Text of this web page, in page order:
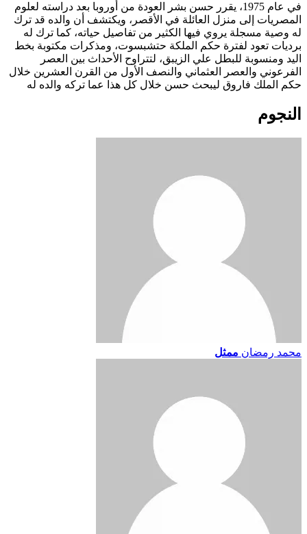
في عام 1975، يقرر حسن بشر العودة من أوروبا بعد دراسته لعلوم
المصريات إلى منزل العائلة في اﻷقصر، ويكتشف أن والده قد ترك
له وصية مسجلة يروي فيها الكثير من تفاصيل حياته، كما ترك له
برديات تعود لفترة حكم الملكة حتشبسوت، ومذكرات مكتوبة بخط
اليد ومنسوبة للبطل علي الزيبق، لتتراوح اﻷحداث بين العصر
الفرعوني والعصر العثماني والنصف اﻷول من القرن العشرين خلال
حكم الملك فاروق ليبحث حسن خلال كل هذا عما تركه والده له
النجوم
محمد رمضان ممثل